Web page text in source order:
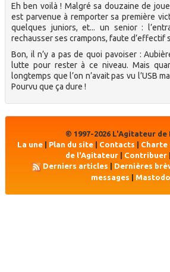
Eh ben voilà ! Malgré sa douzaine de
est parvenue à remporter sa première
quelques juniors, et... un senior :
rechausser ses crampons, faute d’effectif
Bon, il n’y a pas de quoi pavoiser :
lutte pour rester à ce niveau. Mais
longtemps que l’on n’avait pas vu l’USB
Pourvu que ça dure !
© 1997-2026 L'Agitateur de
La une | Plan du site | Contacts |
de l'Agitateur| Contribuer|
Derniers articles
Dernières
messages